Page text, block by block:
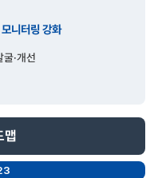
니터링 강화
·개선
맵